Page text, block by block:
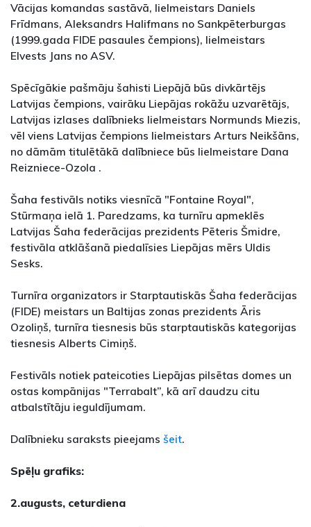
Vācijas komandas sastāvā, lielmeistars Daniels
Frīdmans, Aleksandrs Halifmans no Sankpēterburgas
(1999.gada FIDE pasaules čempions), lielmeistars
Elvests Jans no ASV.
Spēcīgākie pašmāju šahisti Liepājā būs divkārtējs
Latvijas čempions, vairāku Liepājas rokāžu uzvarētājs,
Latvijas izlases dalībnieks lielmeistars Normunds Miezis,
vēl viens Latvijas čempions lielmeistars Arturs Neikšāns,
no dāmām titulētākā dalībniece būs lielmeistare Dana
Reizniece-Ozola .
Šaha festivāls notiks viesnīcā "Fontaine Royal",
Stūrmaņa ielā 1. Paredzams, ka turnīru apmeklēs
Latvijas Šaha federācijas prezidents Pēteris Šmidre,
festivāla atklāšanā piedalīsies Liepājas mērs Uldis
Sesks.
Turnīra organizators ir Starptautiskās Šaha federācijas
(FIDE) meistars un Baltijas zonas prezidents Āris
Ozoliņš, turnīra tiesnesis būs starptautiskās kategorijas
tiesnesis Alberts Cimiņš.
Festivāls notiek pateicoties Liepājas pilsētas domes un
ostas kompānijas "Terrabalt”, kā arī daudzu citu
atbalstītāju ieguldījumam.
Dalībnieku saraksts pieejams šeit.
Spēļu grafiks:
2.augusts, ceturdiena